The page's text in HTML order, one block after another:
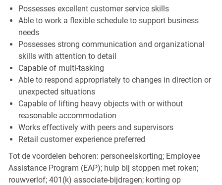
Possesses excellent customer service skills
Able to work a flexible schedule to support business
needs
Possesses strong communication and organizational
skills with attention to detail
Capable of multi-tasking
Able to respond appropriately to changes in direction or
unexpected situations
Capable of lifting heavy objects with or without
reasonable accommodation
Works effectively with peers and supervisors
Retail customer experience preferred
Tot de voordelen behoren: personeelskorting; Employee
Assistance Program (EAP); hulp bij stoppen met roken;
rouwverlof; 401(k) associate-bijdragen; korting op